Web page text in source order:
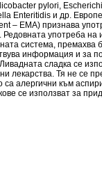
pylori,
Enteritidis и др.
– EMA) признава
употреба на
система,
информация и за
сладка се
лекарства. Тя не се
са алергични към
се използват за